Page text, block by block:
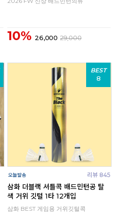
10% 26,000 29,000
BEST
8
리뷰 845
삼화 더블랙 셔틀콕 배드민턴공 탈
색 거위 깃털 1타 12개입
삼화 BEST 게임용 거위깃털콕